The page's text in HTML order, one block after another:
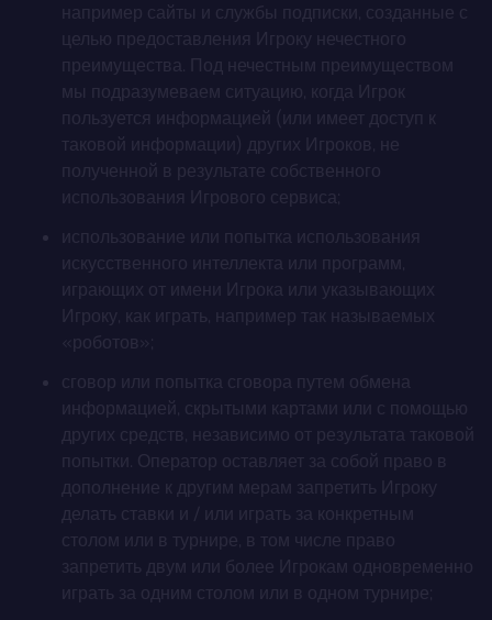
например сайты и службы подписки, созданные с
целью предоставления Игроку нечестного
преимущества. Под нечестным преимуществом
мы подразумеваем ситуацию, когда Игрок
пользуется информацией (или имеет доступ к
таковой информации) других Игроков, не
полученной в результате собственного
использования Игрового сервиса;
использование или попытка использования
искусственного интеллекта или программ,
играющих от имени Игрока или указывающих
Игроку, как играть, например так называемых
«роботов»;
сговор или попытка сговора путем обмена
информацией, скрытыми картами или с помощью
других средств, независимо от результата таковой
попытки. Оператор оставляет за собой право в
дополнение к другим мерам запретить Игроку
делать ставки и / или играть за конкретным
столом или в турнире, в том числе право
запретить двум или более Игрокам одновременно
играть за одним столом или в одном турнире;